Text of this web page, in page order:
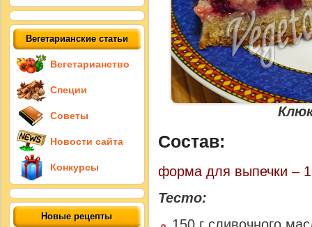
Состав:
форма для выпечки –
Тесто:
Вегетарианские статьи
Вегетарианство
Специи
Советы
Новости сайта
Конкурсы
Новые рецепты